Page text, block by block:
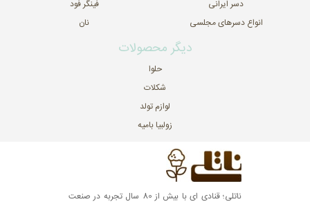
دسر ایرانی
انواع دسرهای مجلسی
فینگر فود
نان
دیگر محصولات
حلوا
شکلات
لوازم تولد
زولبیا بامیه
ناتلی؛ قنادی ای با بیش از 80 سال تجربه در صنعت